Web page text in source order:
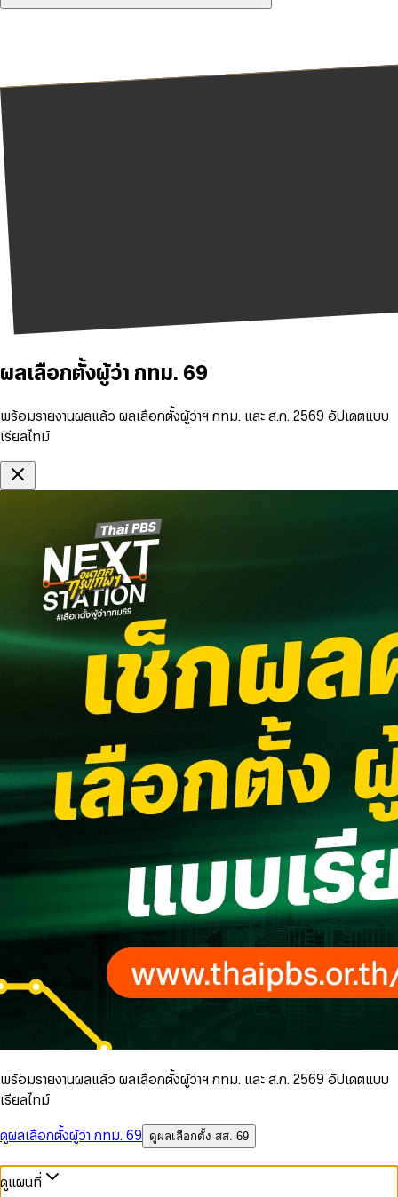
ผลเลือกตั้งผู้ว่า กทม. 69
พร้อมรายงานผลแล้ว ผลเลือกตั้งผู้ว่าฯ กทม. และ ส.ก. 2569 อัปเดตแบบ
เรียลไทม์
พร้อมรายงานผลแล้ว ผลเลือกตั้งผู้ว่าฯ กทม. และ ส.ก. 2569 อัปเดตแบบ
เรียลไทม์
ดูผลเลือกตั้งผู้ว่า กทม. 69
ดูผลเลือกตั้ง สส. 69
ดูแผนที่